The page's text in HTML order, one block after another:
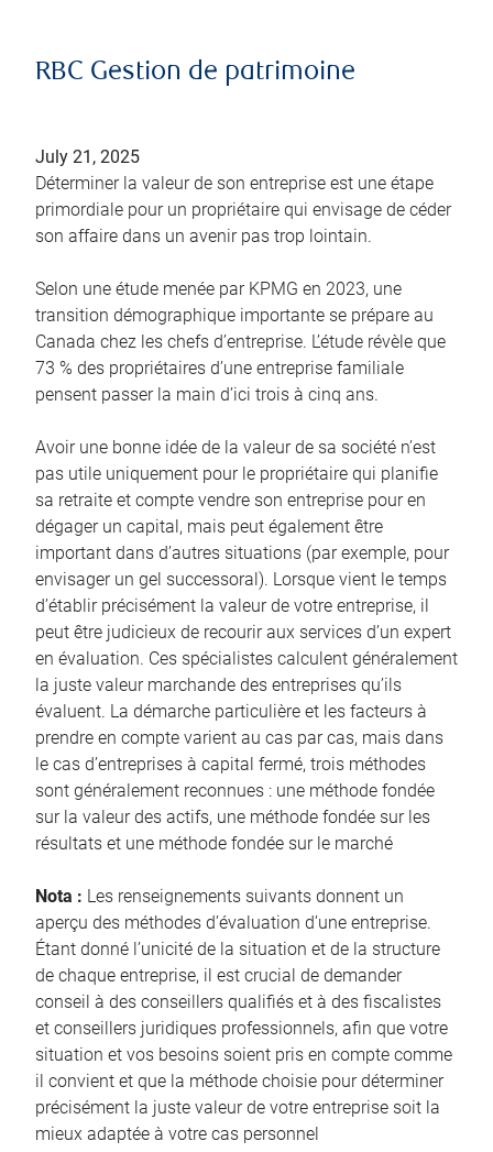
RBC Gestion de patrimoine
July 21, 2025
Déterminer la valeur de son entreprise est une étape
primordiale pour un propriétaire qui envisage de céder
son affaire dans un avenir pas trop lointain.
Selon une étude menée par KPMG en 2023, une
transition démographique importante se prépare au
Canada chez les chefs d’entreprise. L’étude révèle que
73 % des propriétaires d’une entreprise familiale
pensent passer la main d’ici trois à cinq ans.
Avoir une bonne idée de la valeur de sa société n’est
pas utile uniquement pour le propriétaire qui planifie
sa retraite et compte vendre son entreprise pour en
dégager un capital, mais peut également être
important dans d’autres situations (par exemple, pour
envisager un gel successoral). Lorsque vient le temps
d’établir précisément la valeur de votre entreprise, il
peut être judicieux de recourir aux services d’un expert
en évaluation. Ces spécialistes calculent généralement
la juste valeur marchande des entreprises qu’ils
évaluent. La démarche particulière et les facteurs à
prendre en compte varient au cas par cas, mais dans
le cas d’entreprises à capital fermé, trois méthodes
sont généralement reconnues : une méthode fondée
sur la valeur des actifs, une méthode fondée sur les
résultats et une méthode fondée sur le marché
Nota : Les renseignements suivants donnent un
aperçu des méthodes d’évaluation d’une entreprise.
Étant donné l’unicité de la situation et de la structure
de chaque entreprise, il est crucial de demander
conseil à des conseillers qualifiés et à des fiscalistes
et conseillers juridiques professionnels, afin que votre
situation et vos besoins soient pris en compte comme
il convient et que la méthode choisie pour déterminer
précisément la juste valeur de votre entreprise soit la
mieux adaptée à votre cas personnel